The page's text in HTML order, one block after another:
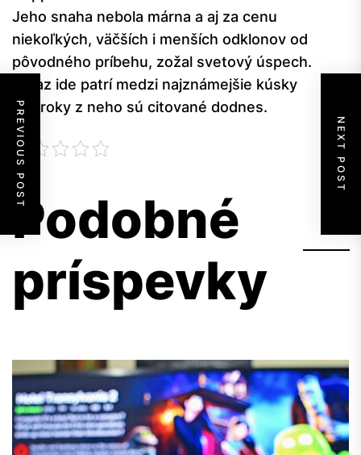
Jeho snaha nebola márna a aj za cenu
niekoľkých, väčších i menších odklonov od
pôvodného príbehu, zožal svetový úspech.
Teraz ide patrí medzi najznámejšie kúsky
a výroky z neho sú citované dodnes.
PREVIOUS POST NEXT POST
Podobné
príspevky